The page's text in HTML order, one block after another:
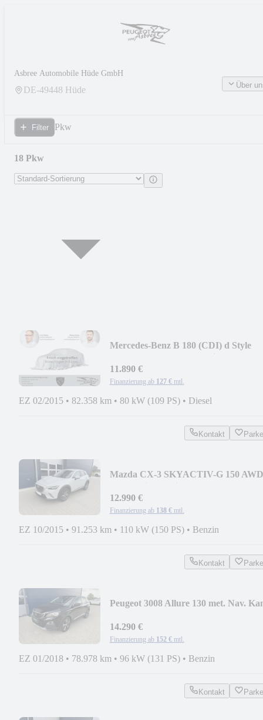
Asbree Automobile Hüde GmbH
DE-49448 Hüde Über
Filter Pkw
18 Pkw
Mercedes-Benz B 180 (CDI) d Style
11.890 €
Finanzierung ab 127 € mtl.
EZ 02/2015 • 82.358 km • 80 kW (109 PS) • Diesel
Kontakt
Mazda CX-3 SKYACTIV-G 150 AWD
12.990 €
Finanzierung ab 138 € mtl.
EZ 10/2015 • 91.253 km • 110 kW (150 PS) • Benzin
Kontakt
Peugeot 3008 Allure 130 met. Nav.
14.290 €
Finanzierung ab 152 € mtl.
EZ 01/2018 • 78.978 km • 96 kW (131 PS) • Benzin
Kontakt